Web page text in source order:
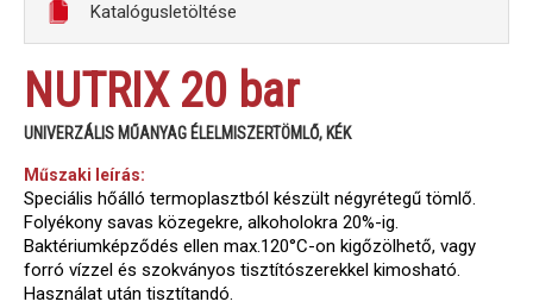
Katalógusletöltése
NUTRIX 20 bar
UNIVERZÁLIS MŰANYAG ÉLELMISZERTÖMLŐ, KÉK
Műszaki leírás:
Speciális hőálló termoplasztból készült négyrétegű tömlő.
Folyékony savas közegekre, alkoholokra 20%-ig.
Baktériumképződés ellen max.120°C-on kigőzölhető, vagy
forró vízzel és szokványos tisztítószerekkel kimosható.
Használat után tisztítandó.